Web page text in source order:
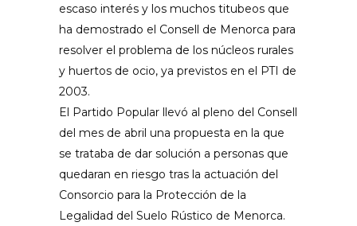
escaso interés y los muchos titubeos que
ha demostrado el Consell de Menorca para
resolver el problema de los núcleos rurales
y huertos de ocio, ya previstos en el PTI de
2003.
El Partido Popular llevó al pleno del Consell
del mes de abril una propuesta en la que
se trataba de dar solución a personas que
quedaran en riesgo tras la actuación del
Consorcio para la Protección de la
Legalidad del Suelo Rústico de Menorca.